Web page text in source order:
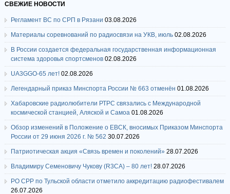
СВЕЖИЕ НОВОСТИ
Регламент ВС по СРП в Рязани 03.08.2026
Материалы соревнований по радиосвязи на УКВ, июль 02.08.2026
В России создается федеральная государственная информационная
система здоровья спортсменов 02.08.2026
UA3GGO-65 лет! 02.08.2026
Легендарный приказ Минспорта России № 663 отменён 01.08.2026
Хабаровские радиолюбители РТРС связались с Международной
космической станцией, Аляской и Самоа 01.08.2026
Обзор изменений в Положение о ЕВСК, вносимых Приказом Минспорта
России от 29 июня 2026 г. № 562 30.07.2026
Патриотическая акция «Связь времен и поколений» 28.07.2026
Владимиру Семеновичу Чукову (R3CA) – 80 лет! 28.07.2026
РО СРР по Тульской области отметило аккредитацию радиофестивалем
26.07.2026